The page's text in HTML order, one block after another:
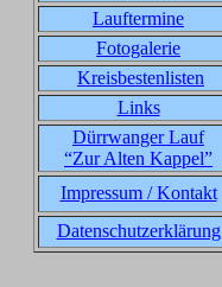
Lauftermine
Fotogalerie
Kreisbestenlisten
Links
Dürrwanger Lauf
“Zur Alten Kappel”
Impressum / Kontakt
Datenschutzerklärung